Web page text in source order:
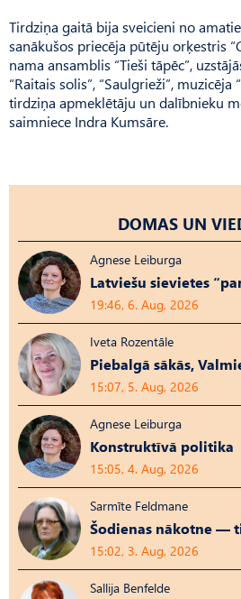
Tirdziņa gaitā bija sveicieni no
sanākušos priecēja pūtēju orķestris
nama ansamblis “Tieši tāpēc”,
“Raitais solis”, “Saulgrieži”, muzicēja
tirdziņa apmeklētāju un dalībnieku
saimniece Indra Kumsāre.
DOMAS UN
Agnese Leiburga
Latviešu sievietes
19:46, 6. Aug, 2026
Iveta Rozentāle
Piebalgā sākās,
15:07, 5. Aug, 2026
Agnese Leiburga
Konstruktīvā politika
15:05, 4. Aug, 2026
Sarmīte Feldmane
Šodienas nākotne —
15:02, 3. Aug, 2026
Sallija Benfelde